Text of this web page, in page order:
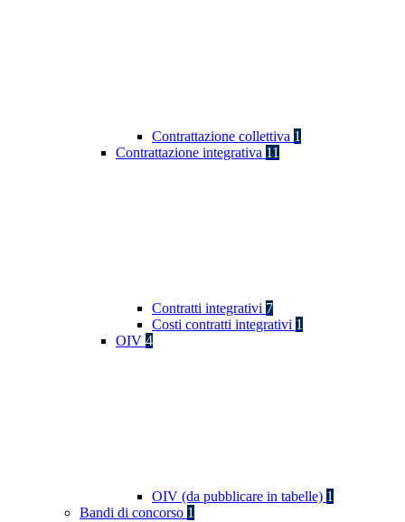
Contrattazione collettiva 1
Contrattazione integrativa 11
Contratti integrativi 7
Costi contratti integrativi 1
OIV 4
OIV (da pubblicare in tabelle) 1
Bandi di concorso 1